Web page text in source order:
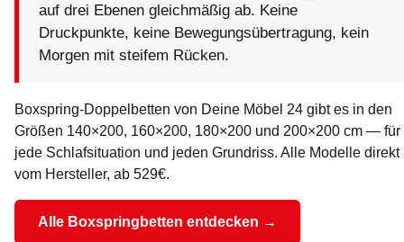
auf drei Ebenen gleichmäßig ab. Keine
Druckpunkte, keine Bewegungsübertragung, kein
Morgen mit steifem Rücken.
Boxspring-Doppelbetten von Deine Möbel 24 gibt es in den
Größen 140×200, 160×200, 180×200 und 200×200 cm — für
jede Schlafsituation und jeden Grundriss. Alle Modelle direkt
vom Hersteller, ab 529€.
Alle Boxspringbetten entdecken →